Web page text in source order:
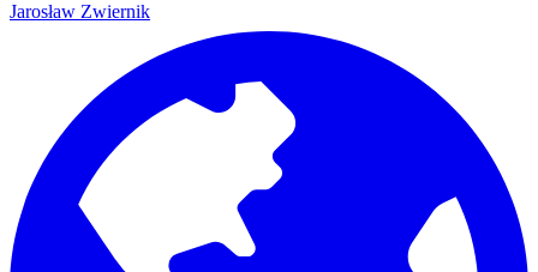
Jarosław Zwiernik